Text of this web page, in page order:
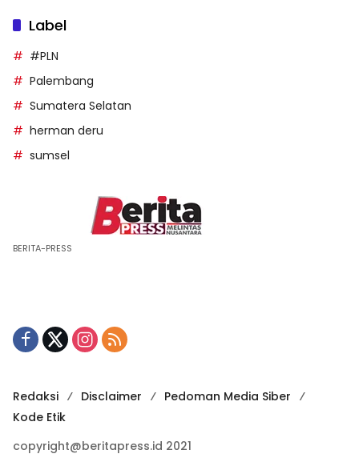
Label
#PLN
Palembang
Sumatera Selatan
herman deru
sumsel
BERITA-PRESS
Redaksi Disclaimer
Pedoman Media Siber
Kode Etik
copyright@beritapress.id 2021